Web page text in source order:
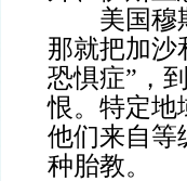
美国穆斯
那就把加沙
恐惧症”，
恨。特定地
他们来自等
种胎教。